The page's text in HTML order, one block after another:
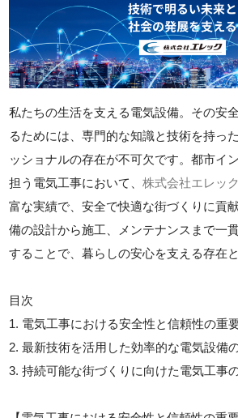
私たちの生活を支える電気設備。その安
るためには、専門的な知識と技術を持っ
ッショナルの存在が不可欠です。都市イ
担う電気工事において、株式会社エレック
富な実績で、安全で快適な街づくりに貢
備の設計から施工、メンテナンスまで一
することで、暮らしの安心を支える存在
目次
1. 電気工事における安全性と信頼性の重
2. 最新技術を活用した効率的な電気設備
3. 持続可能な街づくりに向けた電気工事